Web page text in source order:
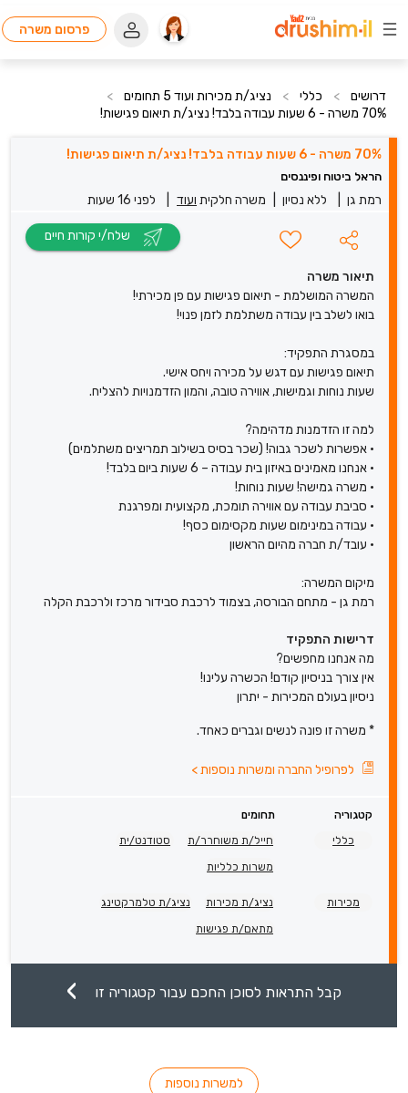
פרסום משרה
דרושים > כללי > נציג/ת מכירות ועוד 5 תחומים
>
70% משרה - 6 שעות עבודה בלבד! נציג/ת תיאום פגישות!
70% משרה - 6 שעות עבודה בלבד! נציג/ת תיאום פגישות!
הראל ביטוח ופיננסים
רמת גן ללא נסיון משרה חלקית ועוד לפני 16 שעות
תיאור משרה
המשרה המושלמת - תיאום פגישות עם פן מכירתי!
בואו לשלב בין עבודה משתלמת לזמן פנוי!
במסגרת התפקיד:
תיאום פגישות עם דגש על מכירה ויחס אישי.
שעות נוחות וגמישות, אווירה טובה, והמון הזדמנויות להצליח.
למה זו הזדמנות מדהימה?
• אפשרות לשכר גבוה! (שכר בסיס בשילוב תמריצים משתלמים)
• אנחנו מאמינים באיזון בית עבודה – 6 שעות ביום בלבד!
• משרה גמישה! שעות נוחות!
• סביבת עבודה עם אווירה תומכת, מקצועית ומפרגנת
• עבודה במינימום שעות מקסימום כסף!
• עובד/ת חברה מהיום הראשון
מיקום המשרה:
רמת גן - מתחם הבורסה, בצמוד לרכבת סבידור מרכז ולרכבת הקלה
דרישות התפקיד
מה אנחנו מחפשים?
אין צורך בניסיון קודם! הכשרה עלינו!
ניסיון בעולם המכירות - יתרון
* משרה זו פונה לנשים וגברים כאחד.
לפרופיל החברה ומשרות נוספות>
קטגוריה
תחומים
כללי
חייל/ת משוחרר/ת סטודנט/ית
משרות כלליות
מכירות נציג/ת מכירות נציג/ת טלמרקטינג
מתאם/ת פגישות
קבל התראות לסוכן החכם עבור קטגוריה זו
למשרות נוספות